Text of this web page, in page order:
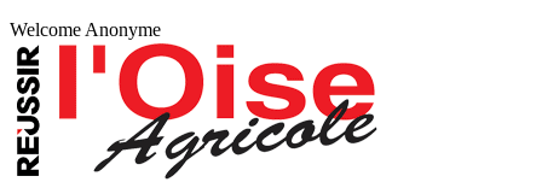
Welcome Anonyme